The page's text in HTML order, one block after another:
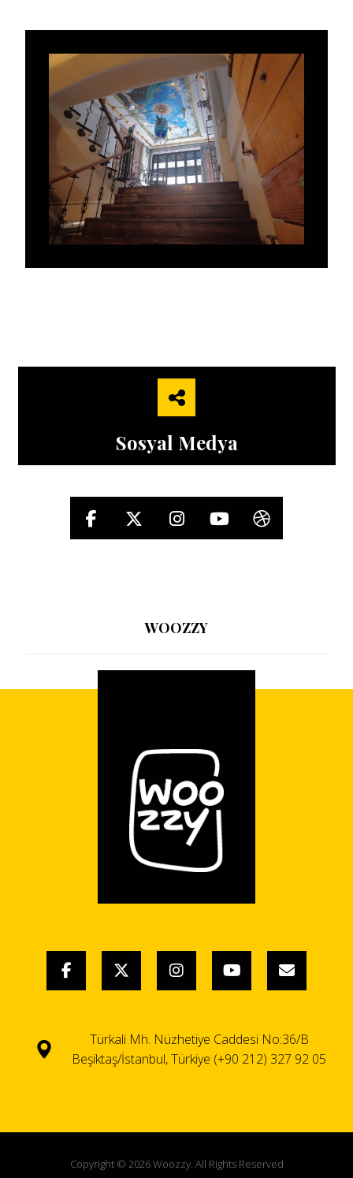
Sosyal Medya
WOOZZY
Türkali Mh. Nüzhetiye Caddesi No:36/B
Beşiktaş/İstanbul, Türkiye (+90 212) 327 92 05
Copyright © 2026 Woozzy. All Rights Reserved